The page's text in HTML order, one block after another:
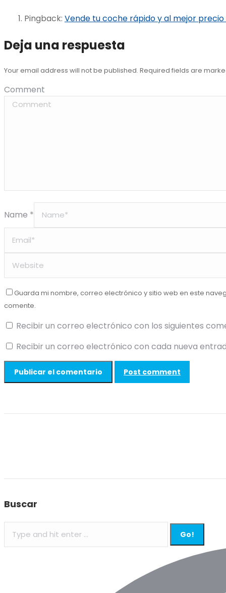
Pingback: Vende tu coche rápido y al mejor precio
Deja una respuesta
Your email address will not be published. Required fields are
Comment
Name *
Guarda mi nombre, correo electrónico y sitio web en este
comente.
Recibir un correo electrónico con los siguientes
Recibir un correo electrónico con cada nueva
Post comment
Buscar